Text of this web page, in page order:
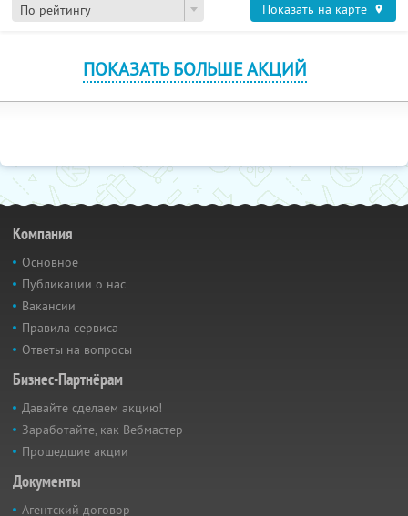
По рейтингу Показать на карте
ПОКАЗАТЬ БОЛЬШЕ АКЦИЙ
Компания
Основное
Публикации о нас
Вакансии
Правила сервиса
Ответы на вопросы
Бизнес-Партнёрам
Давайте сделаем акцию!
Заработайте, как Вебмастер
Прошедшие акции
Документы
Агентский договор